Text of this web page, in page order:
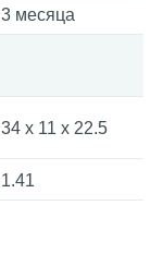
3 месяца
34 x 11 x 22.5
1.41